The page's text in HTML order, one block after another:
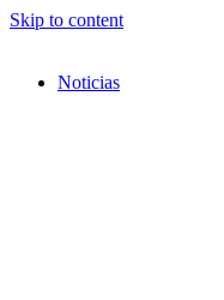
Skip to content
Noticias